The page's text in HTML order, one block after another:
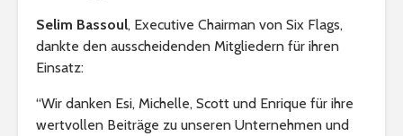
Selim Bassoul, Executive Chairman von Six Flags,
dankte den ausscheidenden Mitgliedern für ihren
Einsatz:
“Wir danken Esi, Michelle, Scott und Enrique für ihre
wertvollen Beiträge zu unseren Unternehmen und